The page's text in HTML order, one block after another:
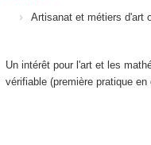
Artisanat et métiers d'art
Un intérêt pour l'art et les
vérifiable (première pratique